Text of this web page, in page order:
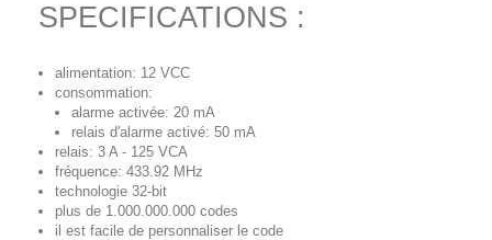
SPECIFICATIONS :
alimentation: 12 VCC
consommation:
alarme activée: 20 mA
relais d'alarme activé: 50 mA
relais: 3 A - 125 VCA
fréquence: 433.92 MHz
technologie 32-bit
plus de 1.000.000.000 codes
il est facile de personnaliser le code